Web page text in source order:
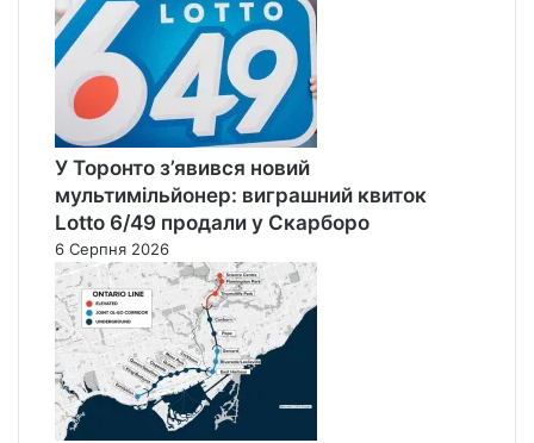
У Торонто з’явився новий
мультимільйонер: виграшний квиток
Lotto 6/49 продали у Скарборо
6 Серпня 2026